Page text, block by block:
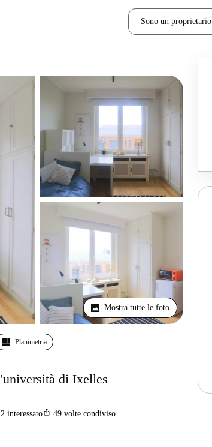
Sono un proprietario
Mostra tutte le foto
Planimetria
di Ixelles
interessatoios_share 49 volte condiviso